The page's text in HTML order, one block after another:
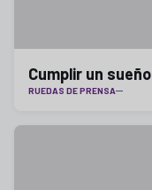
Cumplir un sueño
RUEDAS DE PRENSA